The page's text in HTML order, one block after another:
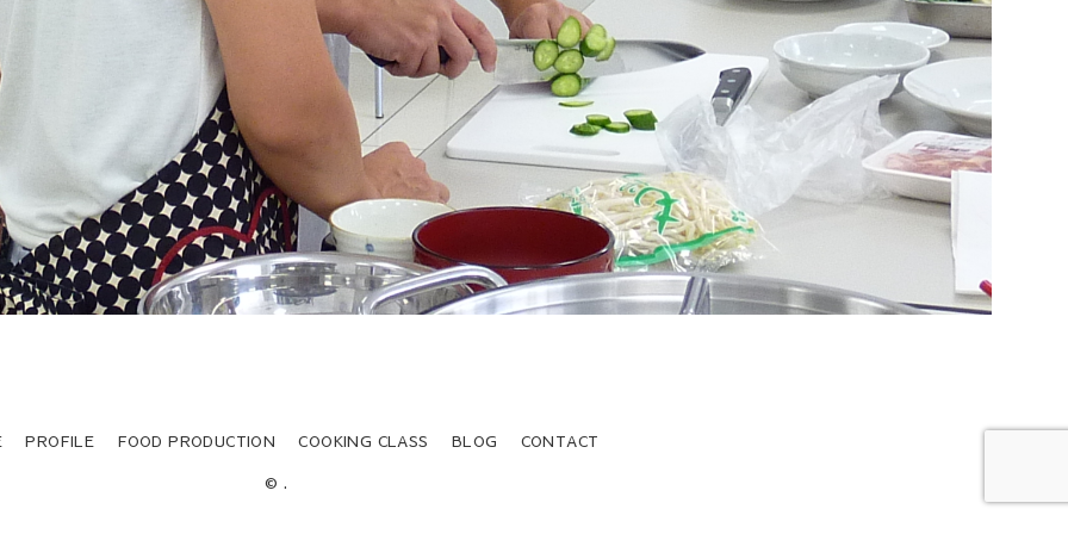
PROFILE FOOD PRODUCTION COOKING CLASS BLOG CONTACT
© .